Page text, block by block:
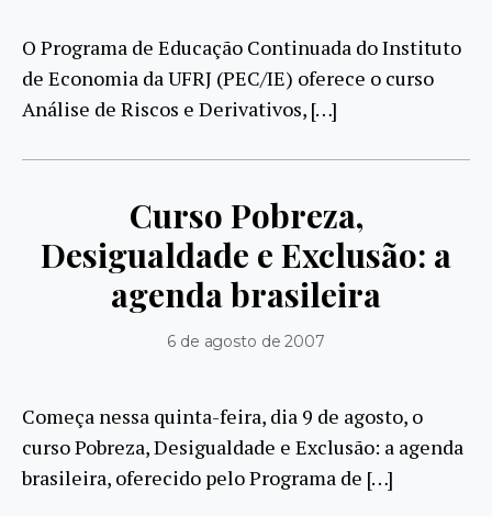
O Programa de Educação Continuada do Instituto
de Economia da UFRJ (PEC/IE) oferece o curso
Análise de Riscos e Derivativos, […]
Curso Pobreza,
Desigualdade e Exclusão: a
agenda brasileira
6 de agosto de 2007
Começa nessa quinta-feira, dia 9 de agosto, o
curso Pobreza, Desigualdade e Exclusão: a agenda
brasileira, oferecido pelo Programa de […]